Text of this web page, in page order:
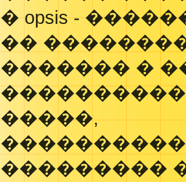
� opsis -
��
������� �
����������
�����,
���������